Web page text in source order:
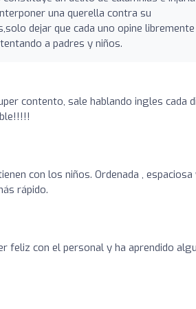
una querella contra su
dejar que cada uno opine
a padres y niños.
contento, sale hablando ingles cada
con los niños. Ordenada , espaciosa
rápido.
feliz con el personal y ha aprendido